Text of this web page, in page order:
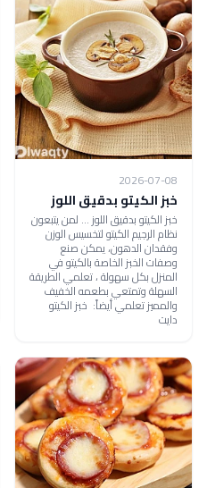
2026-07-08
خبز الكيتو بدقيق اللوز
خبز الكيتو بدقيق اللوز ... لمن يتبعون
نظام الرجيم الكيتو لتخسيس الوزن
وفقدان الدهون، يمكن صنع
وصفات الخبز الخاصة بالكيتو في
المنزل بكل سهولة ، تعلمي الطريقة
السهلة وتمتعي بطعمه الخفيف
والمميز تعلمي أيضاً: خبز الكيتو
دايت